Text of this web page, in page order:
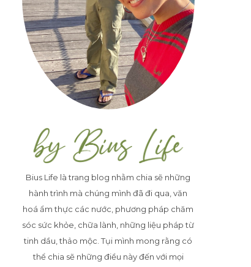
Bius Life là trang blog nhằm chia sẽ những
hành trình mà chúng mình đã đi qua, văn
hoá ẩm thực các nước, phương pháp chăm
sóc sức khỏe, chữa lành, những liệu pháp từ
tinh dầu, thảo mộc. Tụi mình mong rằng có
thể chia sẽ những điều này đến với mọi